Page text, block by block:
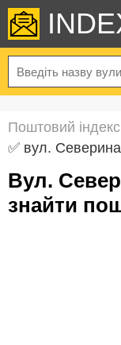
Поштовий індекс
✅ вул.
вул. Северина Наливайка
знайти